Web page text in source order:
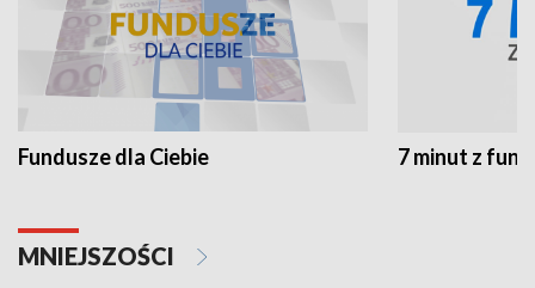
Fundusze dla Ciebie 7 minut z
MNIEJSZOŚCI